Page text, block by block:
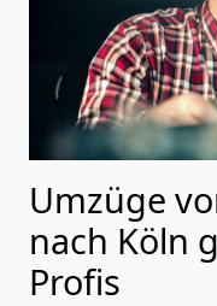
Umzüge
nach Köln
Profis